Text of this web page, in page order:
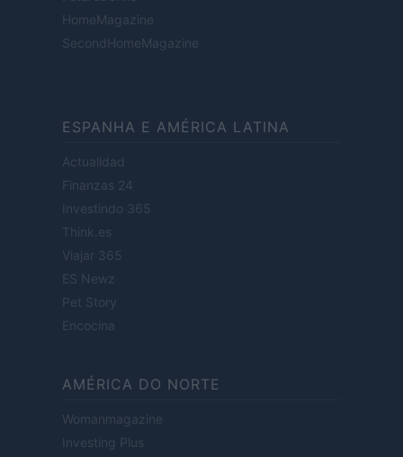
HomeMagazine
SecondHomeMagazine
ESPANHA E AMÉRICA LATINA
Actualidad
Finanzas 24
Investindo 365
Think.es
Viajar 365
ES Newz
Pet Story
Encocina
AMÉRICA DO NORTE
Womanmagazine
Investing Plus